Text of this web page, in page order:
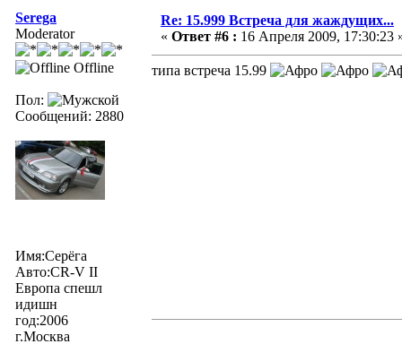
Serega
Moderator
Offline
Пол:
Сообщений: 2880
Имя:Серёга
Авто:CR-V II
Европа спешл
идишн
год:2006
г.Москва
Re: 15.999 Встреча для жаждущих...
« Ответ #6 : 16 Апреля 2009, 17:30:23
типа встреча 15.99